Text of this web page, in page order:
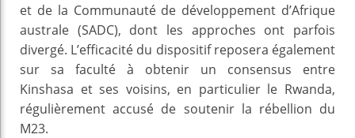
et de la Communauté de développement d’Afrique
australe (SADC), dont les approches ont parfois
divergé. L’efficacité du dispositif reposera également
sur sa faculté à obtenir un consensus entre
Kinshasa et ses voisins, en particulier le Rwanda,
régulièrement accusé de soutenir la rébellion du
M23.